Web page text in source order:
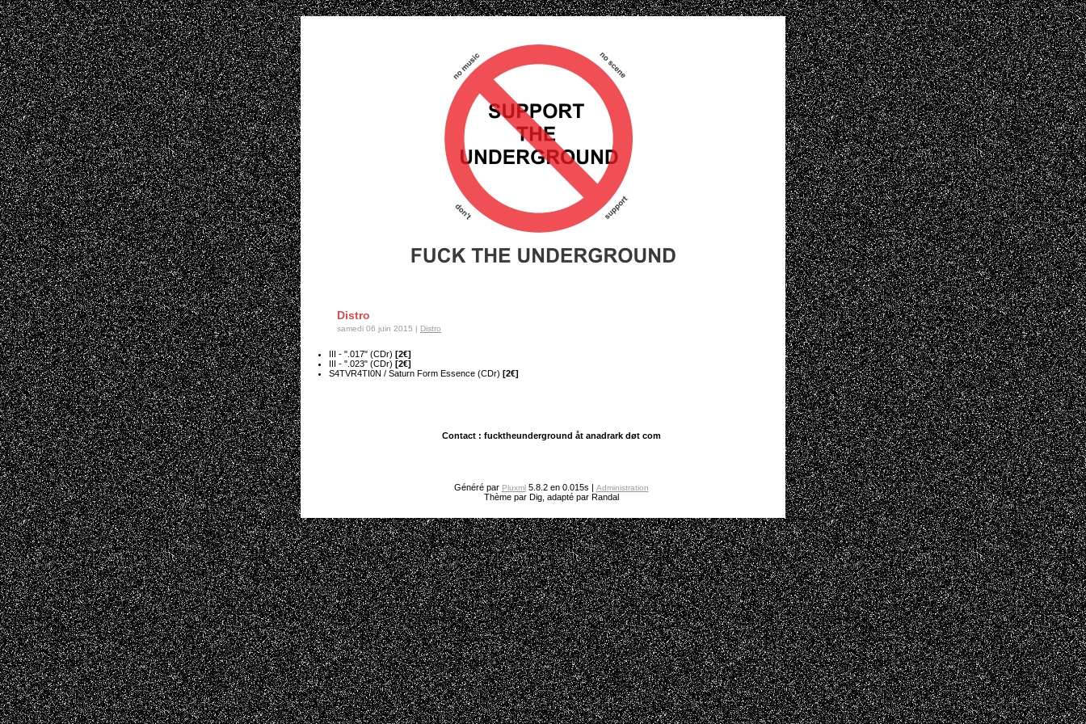
Distro
samedi 06 juin 2015 | Distro
III - ".017" (CDr) [2€]
III - ".023" (CDr) [2€]
S4TVR4TI0N / Saturn Form Essence (CDr) [2€]
Contact : fucktheunderground åt anadrark døt com
Généré par Pluxml5.8.2 en 0.015s | Administration
Thème par Dig, adapté par Randal